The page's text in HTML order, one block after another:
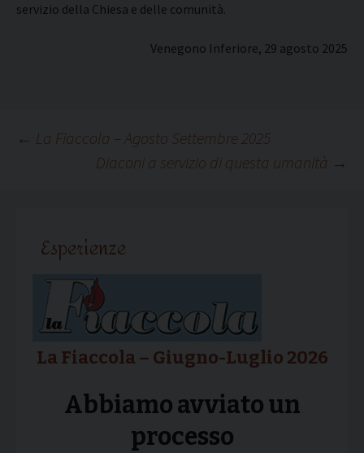
servizio della Chiesa e delle comunità.
Venegono Inferiore, 29 agosto 2025
Navigazione
← La Fiaccola – Agosto Settembre 2025
Diaconi a servizio di questa umanità →
Esperienze
La Fiaccola – Giugno-Luglio 2026
Abbiamo avviato un
processo